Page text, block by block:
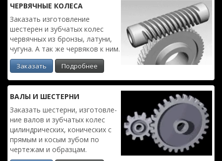
ЧЕРВЯЧ­НЫЕ КОЛЕСА
Заказать изготовле­ние
шестерен и зубчатых колес
червяч­ных из бронзы, латуни,
чугуна. А так же червяков к ним.
Заказать Подробнее
ВАЛЫ И ШЕСТЕРНИ
Заказать шестерни, изготовле­
ние валов и зубчатых колес
цилиндри­ческих, конических с
прямым и косым зубом по
чертежам и образцам.